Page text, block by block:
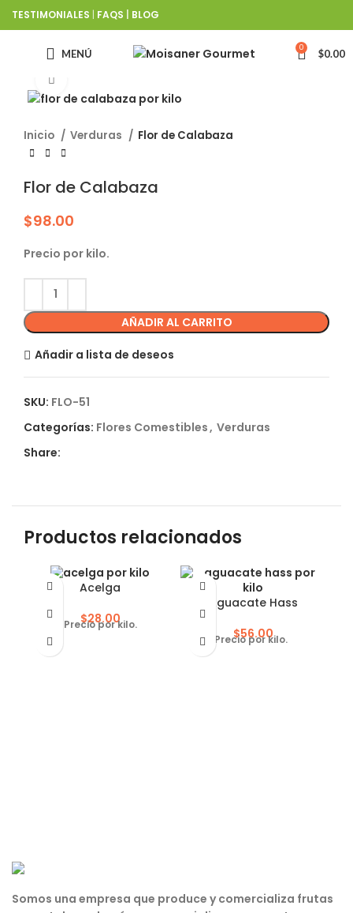
TESTIMONIALES | FAQS BLOG
MENÚ 0 $0.00
Inicio Verduras Flor de Calabaza
Flor de Calabaza
$98.00
Precio por kilo.
AÑADIR AL CARRITO
Añadir a lista de deseos
SKU: FLO-51
Categorías: Flores Comestibles, Verduras
Share:
Productos relacionados
Acelga
$28.00
Precio por kilo.
Aguacate Hass
$56.00
Precio por kilo.
Somos una empresa que produce y comercializa frutas